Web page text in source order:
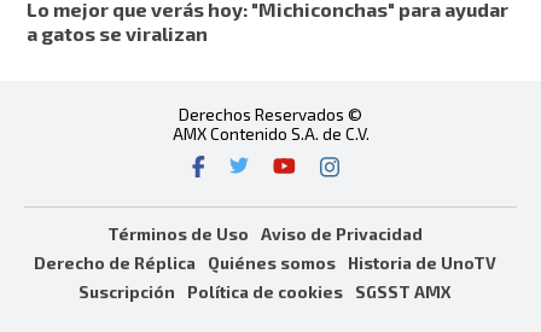
Lo mejor que verás hoy: "Michiconchas" para ayudar
a gatos se viralizan
Derechos Reservados ©
AMX Contenido S.A. de C.V.
Términos de Uso
Aviso de Privacidad
Derecho de Réplica
Quiénes somos
Historia de UnoTV
Suscripción
Política de cookies SGSST AMX